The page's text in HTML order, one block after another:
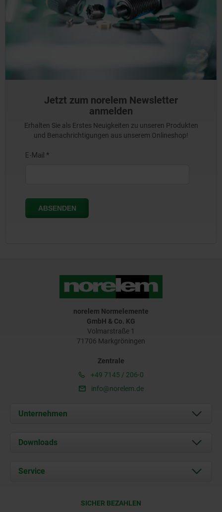
Jetzt zum norelem Newsletter
anmelden
Erhalten Sie als Erstes Neuigkeiten zu unseren Produkten
und Benachrichtigungen aus unserem Onlineshop!
norelem Normelemente
GmbH & Co. KG
Volmarstraße 1
71706 Markgröningen
Zentrale
+49 7145 / 206-0
info@norelem.de
Unternehmen
Über uns
Karriere
Downloads
Dokumente
Service
SICHER BEZAHLEN